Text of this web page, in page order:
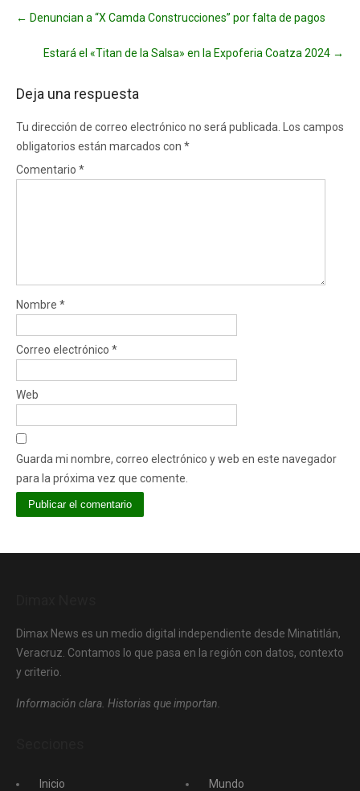
navigation
← Denuncian a “X Camda Construcciones” por falta de pagos
Estará el «Titan de la Salsa» en la Expoferia Coatza 2024 →
Deja una respuesta
Tu dirección de correo electrónico no será publicada.
Los campos
obligatorios están marcados con *
Comentario *
Nombre *
Correo electrónico *
Web
Guarda mi nombre, correo electrónico y web en este navegador
para la próxima vez que comente.
Dimax News es un medio digital independiente desde Minatitlán,
Veracruz. Contamos lo que pasa en la región con datos, contexto
y criterio.
Información clara. Historias que importan.
Inicio Mundo